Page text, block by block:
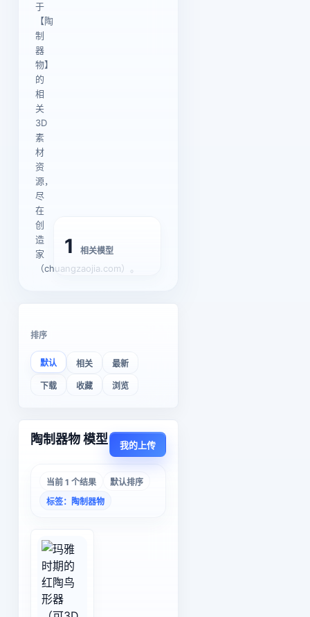
于
【陶
制
器
物】
的
相
关
3D
素
材
资
源，
尽
在
创
造
家
（chuangzaojia.com）。
1 相关模型
排序
默认 相关 最新
下载 收藏 浏览
陶制器物 模型 我的上传
当前 1 个结果
默认排序
标签：陶制器物